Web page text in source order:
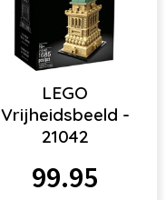
LEGO
Vrijheidsbeeld -
21042
99.95